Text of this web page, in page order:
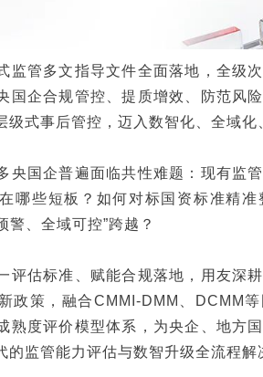
监管多文指导文件全面落地，全级
国企合规管控、提质增效、防范风
级式事后管控，迈入数智化、全域
央国企普遍面临共性难题：现有监
哪些短板？如何对标国资标准精
警、全域可控”跨越？
评估标准、赋能合规落地，用友深
政策，融合CMMI‑DMM、DCMM
熟度评价模型体系，为央企、地方
的监管能力评估与数智升级全流程解